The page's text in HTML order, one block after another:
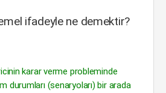
ifadeyle ne demektir?
karar verme probleminde
durumları (senaryoları) bir arada